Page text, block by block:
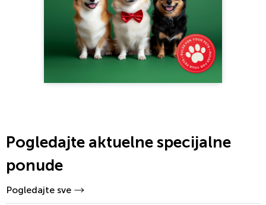
Pogledajte aktuelne specijalne
ponude
Pogledajte sve